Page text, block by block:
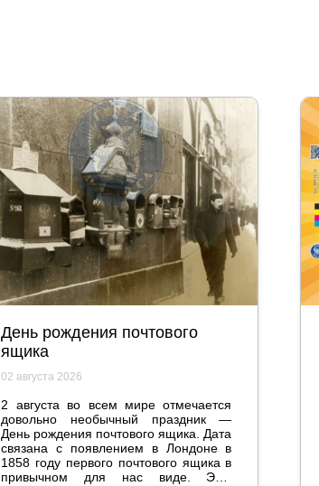
День рождения почтового
ящика
02 августа 2026
2 августа во всем мире отмечается
довольно необычный праздник —
День рождения почтового ящика. Дата
связана с появлением в Лондоне в
1858 году первого почтового ящика в
привычном для нас виде. Эта,